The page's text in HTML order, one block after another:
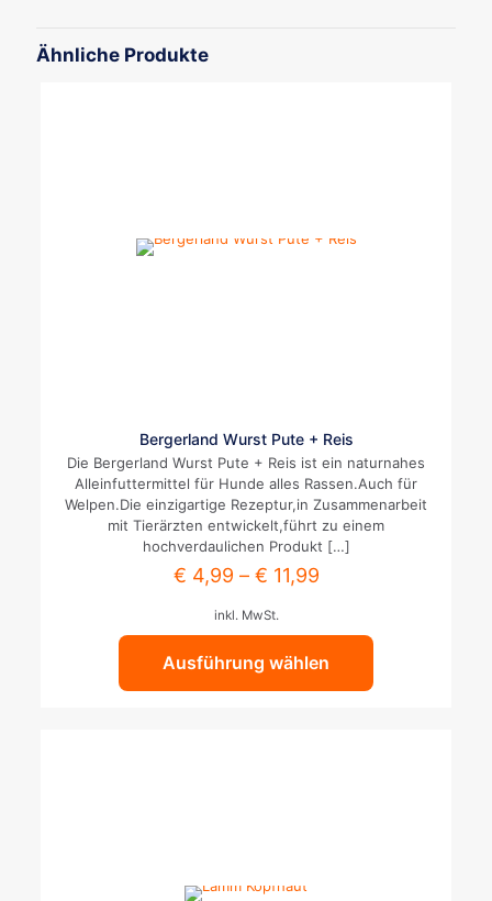
Ähnliche Produkte
Bergerland Wurst Pute + Reis
Die Bergerland Wurst Pute + Reis ist ein naturnahes
Alleinfuttermittel für Hunde alles Rassen.Auch für
Welpen.Die einzigartige Rezeptur,in Zusammenarbeit
mit Tierärzten entwickelt,führt zu einem
hochverdaulichen Produkt […]
€ 4,99 – € 11,99
inkl. MwSt.
Ausführung wählen
Dieses
Produkt
weist
mehrere
Varianten
auf.
Optionen
auf
Produktseite
gewählt